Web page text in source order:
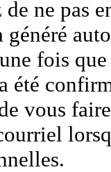
de ne pas
généré
fois
été
vous